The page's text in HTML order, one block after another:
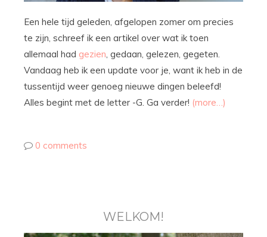
Een hele tijd geleden, afgelopen zomer om precies
te zijn, schreef ik een artikel over wat ik toen
allemaal had gezien, gedaan, gelezen, gegeten.
Vandaag heb ik een update voor je, want ik heb in de
tussentijd weer genoeg nieuwe dingen beleefd!
Alles begint met de letter -G. Ga verder! (more…)
0 comments
WELKOM!